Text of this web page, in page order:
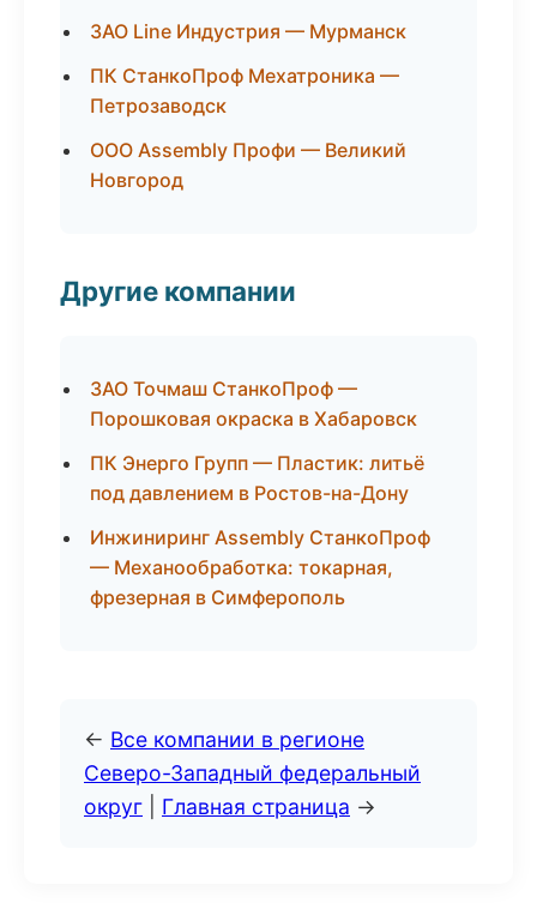
ЗАО Line Индустрия — Мурманск
ПК СтанкоПроф Мехатроника —
Петрозаводск
ООО Assembly Профи — Великий
Новгород
Другие компании
ЗАО Точмаш СтанкоПроф —
Порошковая окраска в Хабаровск
ПК Энерго Групп — Пластик: литьё
под давлением в Ростов-на-Дону
Инжиниринг Assembly СтанкоПроф
— Механообработка: токарная,
фрезерная в Симферополь
← Все компании в регионе
Северо-Западный федеральный
округ
Главная страница →